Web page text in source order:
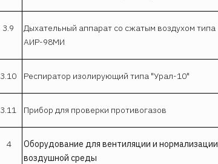
3.9
Дыхательный аппарат со сжатым воздухом типа
АИР-98МИ
3.10 Респиратор изолирующий типа "Урал-10"
3.11 Прибор для проверки противогазов
4
Оборудование для вентиляции и нормализации
воздушной среды